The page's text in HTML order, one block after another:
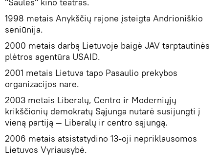
1998 metais Anykščių rajone įsteigta Andrioniškio
seniūnija.
2000 metais darbą Lietuvoje baigė JAV tarptautinės
plėtros agentūra USAID.
2001 metais Lietuva tapo Pasaulio prekybos
organizacijos nare.
2003 metais Liberalų, Centro ir Moderniųjų
krikščionių demokratų Sąjunga nutarė susijungti į
vieną partiją — Liberalų ir centro sąjungą.
2006 metais atsistatydino 13-oji nepriklausomos
Lietuvos Vyriausybė.